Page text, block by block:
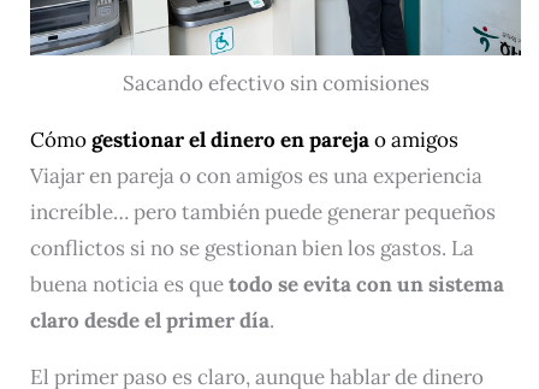
Sacando efectivo sin comisiones
Cómogestionar el dinero en parejao amigos
Viajar en pareja o con amigos es una experiencia
increíble… pero también puede generar pequeños
conflictos si no se gestionan bien los gastos. La
buena noticia es quetodo se evita con un sistema
claro desde el primer día.
El primer paso es claro, aunque hablar de dinero